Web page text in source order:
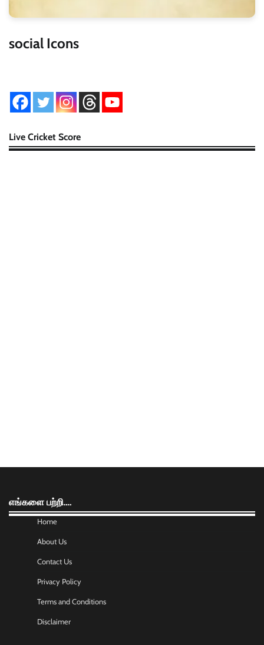
social Icons
Live Cricket Score
எங்களை பற்றி….
Home
About Us
Contact Us
Privacy Policy
Terms and Conditions
Disclaimer